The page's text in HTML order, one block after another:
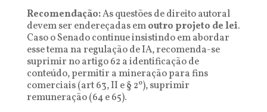
Recomendação:As questões de direito autoral
devem ser endereçadas emoutro projeto de lei.
Caso o Senado continue insistindo em abordar
esse tema na regulação de IA, recomenda-se
suprimir no artigo 62 a identificação de
conteúdo, permitir a mineração para fins
comerciais (art 63, II e § 2º), suprimir
remuneração (64 e 65).